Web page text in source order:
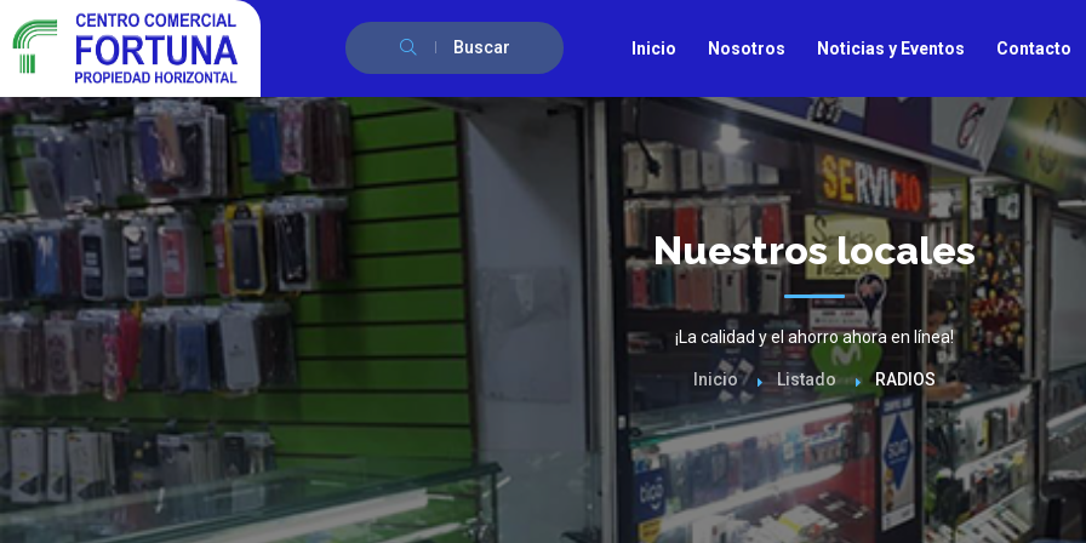
Buscar Inicio Nosotros Noticias y Eventos Contacto
Nuestros locales
¡La calidad y el ahorro ahora en línea!
Inicio Listado RADIOS